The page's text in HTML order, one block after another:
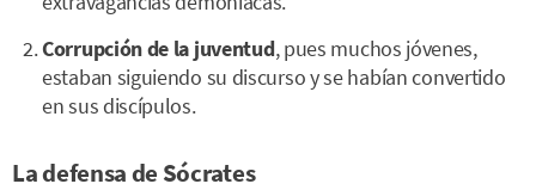
Corrupción de la juventud, pues muchos jóvenes,
estaban siguiendo su discurso y se habían convertido
en sus discípulos.
La defensa de Sócrates